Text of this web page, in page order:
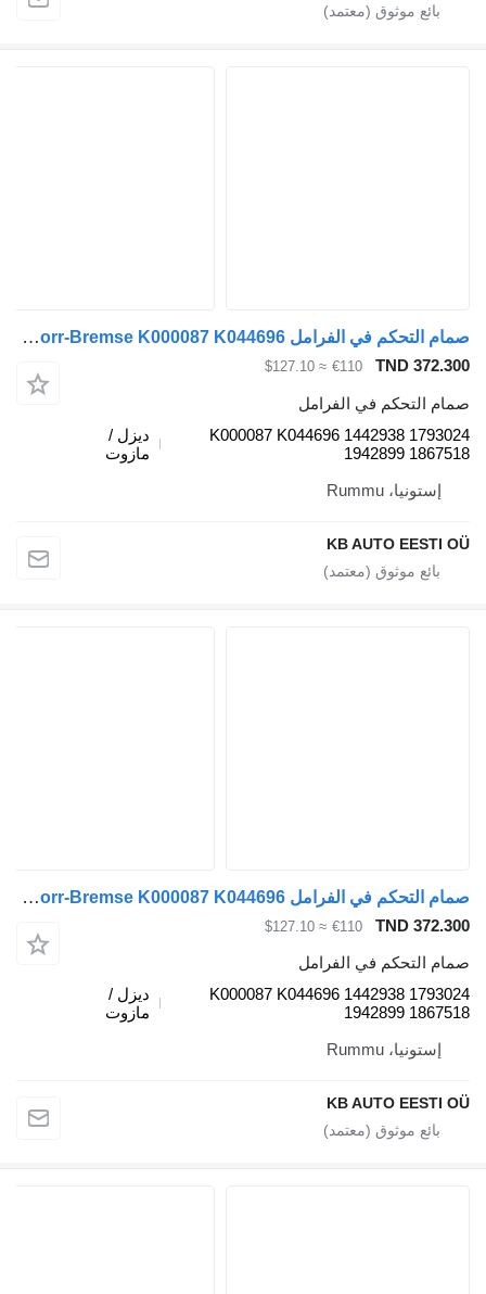
صمام التحكم في الفرامل Knorr-Bremse K000087 K044696 لـ الشاحنات Scania P G R T-series (2004-2017)
TND
€110
≈ $127.10
التحكم في الفرامل
K000087 K044696 1442938
1942899
ديزل /
مازوت
إستونيا، Rummu
KB AUTO EESTI
صمام التحكم في الفرامل Knorr-Bremse K000087 K044696 لـ الشاحنات Scania P,G,R,T-series (2004-2017)
TND
€110
≈ $127.10
التحكم في الفرامل
K000087 K044696 1442938
1942899
ديزل /
مازوت
إستونيا، Rummu
KB AUTO EESTI